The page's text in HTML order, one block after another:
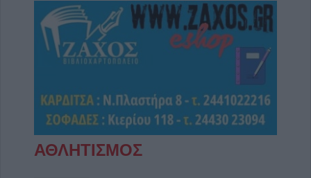
ΑΘΛΗΤΙΣΜΟΣ